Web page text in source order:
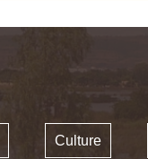
Culture